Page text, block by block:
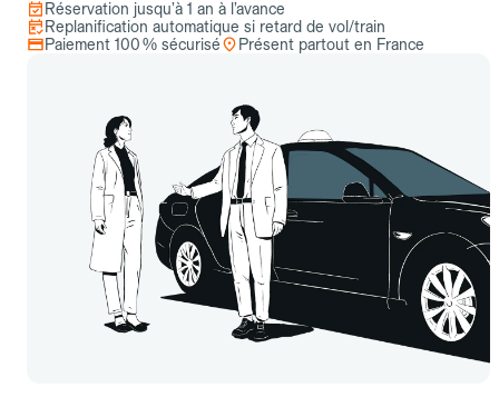
Réservation jusqu’à 1 an à l’avance
Replanification automatique si retard de vol/train
Paiement 100 % sécurisé
Présent partout en France